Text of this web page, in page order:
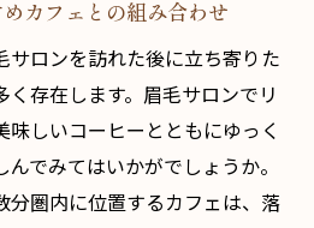
を叶えるカウンセリング
ッフによる安心の施術
なる表参道駅近眉毛サロン
イク時短の秘密を解明
楽になる秘訣とは
カフェとの組み合わせ
サロンを訪れた後に立ち寄りた
存在します。眉毛サロンでリ
味しいコーヒーとともにゆっく
でみてはいかがでしょうか。
分圏内に位置するカフェは、落